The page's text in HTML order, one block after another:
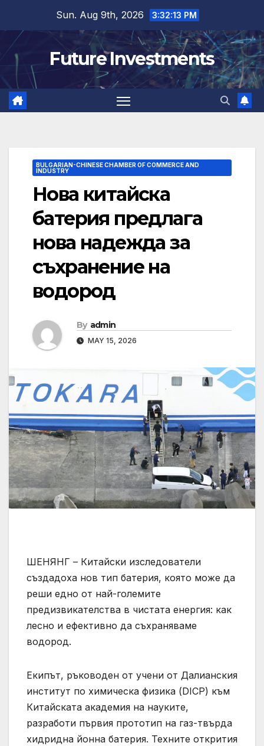
content
Sun. Aug 9th, 2026 3:32:14 PM
Future Investments
BULGARIAN-CHINESE CHAMBER OF COMMERCE AND
INDUSTRY
Нова китайска
батерия предлага
нова надежда за
съхранение на
водород
By admin
MAY 15, 2026
ШЕНЯНГ – Китайски изследователи
създадоха нов тип батерия, която може да
реши едно от най-големите
предизвикателства в чистата енергия: как
лесно и ефективно да съхраняваме
водород.
Екипът, ръководен от учени от Далианския
институт по химическа физика (DICP) към
Китайската академия на науките,
разработи първия прототип на газ-твърда
хидридна йонна батерия. Техните открития